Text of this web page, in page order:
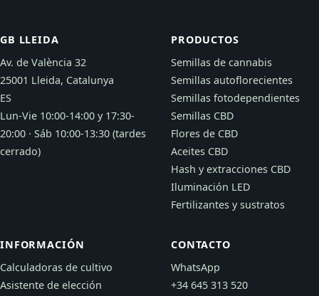
GB LLEIDA
Av. de València 32
25001 Lleida, Catalunya
ES
Lun-Vie 10:00-14:00 y 17:30-
20:00 · Sáb 10:00-13:30 (tardes
cerrado)
PRODUCTOS
Semillas de cannabis
Semillas autoflorecientes
Semillas fotodependientes
Semillas CBD
Flores de CBD
Aceites CBD
Hash y extracciones CBD
Iluminación LED
Fertilizantes y sustratos
INFORMACIÓN
Calculadoras de cultivo
Asistente de elección
CONTACTO
WhatsApp
+34 645 313 520